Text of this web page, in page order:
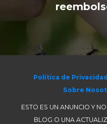
Política de Privacidad
Sobre
ESTO ES UN ANUNCIO Y
BLOG O UNA